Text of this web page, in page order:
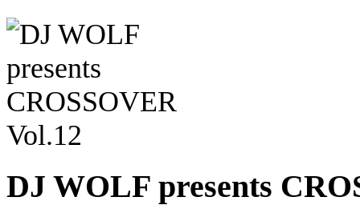
DJ WOLF presents